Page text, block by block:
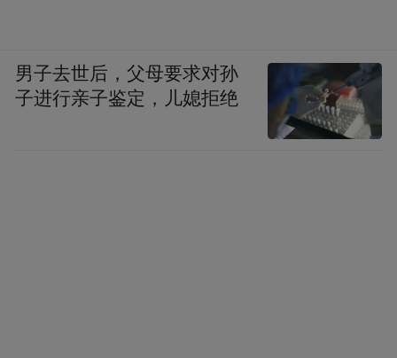
男子去世后，父母要求对孙
子进行亲子鉴定，儿媳拒绝